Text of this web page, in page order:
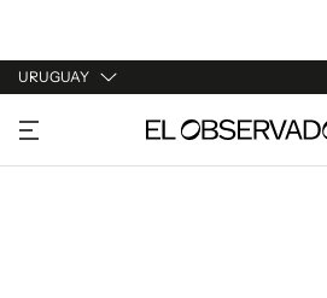
URUGUAY
URUGUAY
ARGENTINA